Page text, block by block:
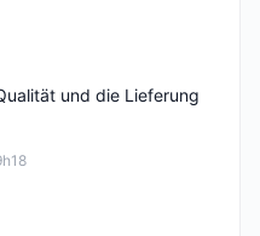
und die Lieferung